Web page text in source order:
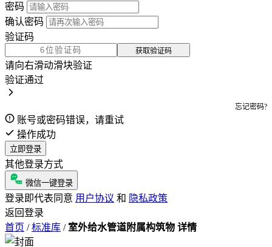
密码
确认密码
验证码
获取验证码
请向右滑动滑块验证
验证通过
忘记密码?
账号或密码错误，请重试
操作成功
立即登录
其他登录方式
微信一键登录
登录即代表同意 用户协议 和 隐私政策
返回登录
首页 / 标准库 / 室外给水管道附属构筑物 详情